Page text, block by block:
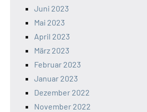
Juni 2023
Mai 2023
April 2023
März 2023
Februar 2023
Januar 2023
Dezember 2022
November 2022